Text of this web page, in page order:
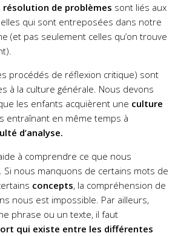
résolution de problèmes sont liés aux
qui sont entreposées dans notre
(et pas seulement celles qu’on trouve
procédés de réflexion critique) sont
à la culture générale. Nous devons
les enfants acquièrent une culture
entraînant en même temps à
d’analyse.
à comprendre ce que nous
nous manquons de certains mots de
concepts, la compréhension de
nous est impossible. Par ailleurs,
phrase ou un texte, il faut
qui existe entre les différentes